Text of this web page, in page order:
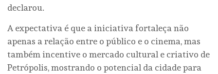
declarou.
A expectativa é que a iniciativa fortaleça não
apenas a relação entre o público e o cinema, mas
também incentive o mercado cultural e criativo de
Petrópolis, mostrando o potencial da cidade para